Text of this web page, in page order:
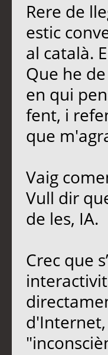
Rere de
estic
al català.
Que he
en qui
fent, i
que
Vaig
Vull dir
de les, IA.
Crec que